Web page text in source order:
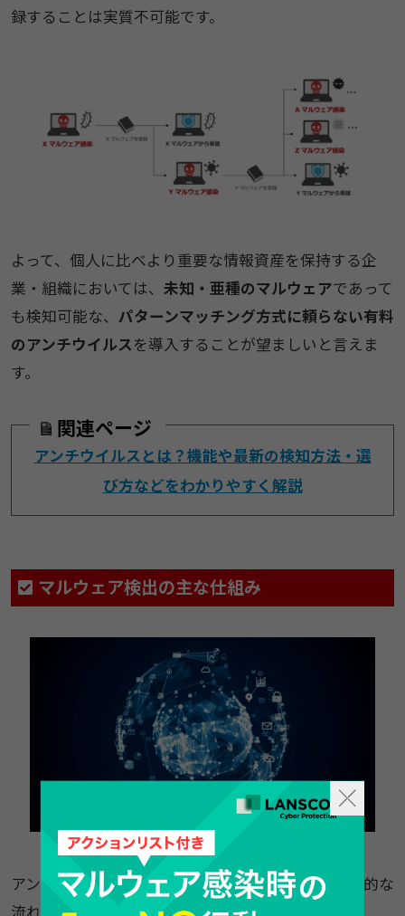
録することは実質不可能です。
よって、個人に比べより重要な情報資産を保持する企
業・組織においては、 未知・亜種のマルウェアであって
も検知可能な、 パターンマッチング方式に頼らない有料
のアンチウイルスを導入することが望ましいと言えま
す。
関連ページ
アンチウイルスとは？機能や最新の検知方法・選
び方などをわかりやすく解説
マルウェア検出の主な仕組み
アンチウイルスにおける、マルウェアの検出の基本的な
流れ・仕組みを解説します。